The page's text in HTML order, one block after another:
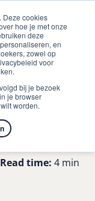
Deze cookies
hoe je met onze
deze
en
zowel op
voor
bij je bezoek
je browser
worden.
en tips
het
en tips
Read time: 4 min